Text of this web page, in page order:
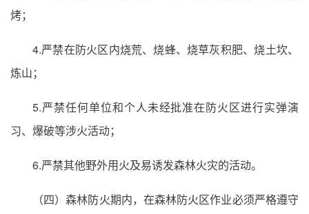
烤；
4.严禁在防火区内烧荒、烧蜂、烧草灰积肥、烧土坎、
炼山；
5.严禁任何单位和个人未经批准在防火区进行实弹演
习、爆破等涉火活动；
6.严禁其他野外用火及易诱发森林火灾的活动。
（四）森林防火期内，在森林防火区作业必须严格遵守